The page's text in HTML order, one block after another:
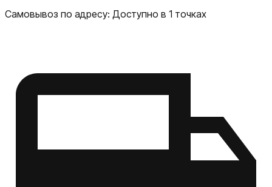
Самовывоз по адресу: Доступно в 1 точках